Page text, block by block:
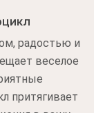
радостью и
веселое
притягивает